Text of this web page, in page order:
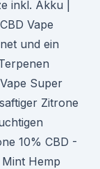
inkl. Akku |
Vape
und ein
Super
Zitrone
10% CBD -
Hemp